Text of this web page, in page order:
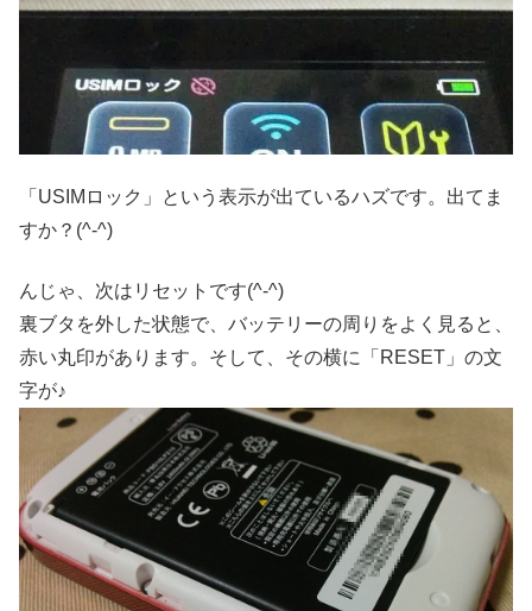
「USIMロック」という表示が出ているハズです。出てま
すか？(^-^)
んじゃ、次はリセットです(^-^)
裏ブタを外した状態で、バッテリーの周りをよく見ると、
赤い丸印があります。そして、その横に「RESET」の文
字が♪